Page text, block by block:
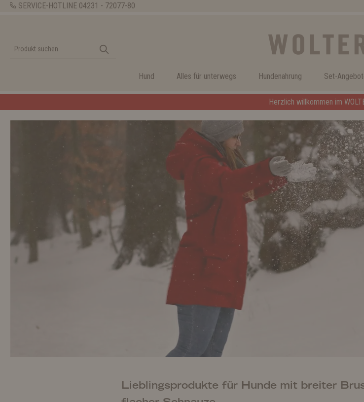
SERVICE-HOTLINE 04231 - 72077-80
Hund Alles für unterwegs Hundenahrung Set-
Herzlich willkommen im
Lieblingsprodukte für Hunde mit breiter